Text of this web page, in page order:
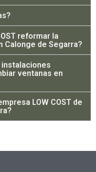
reformar la
Calonge de Segarra?
instalaciones
ventanas en
LOW COST de